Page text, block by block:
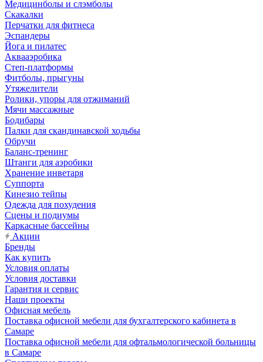
Медицинболы и слэмболы
Скакалки
Перчатки для фитнеса
Эспандеры
Йога и пилатес
Аквааэробика
Степ-платформы
Фитболы, прыгуны
Утяжелители
Ролики, упоры для отжиманий
Мячи массажные
Бодибары
Палки для скандинавской ходьбы
Обручи
Баланс-тренинг
Штанги для аэробики
Хранение инветаря
Суппорта
Кинезио тейпы
Одежда для похудения
Сцены и подиумы
Каркасные бассейны
Акции
Бренды
Как купить
Условия оплаты
Условия доставки
Гарантия и сервис
Наши проекты
Офисная мебель
Поставка офисной мебели для бухгалтерского кабинета в
Самаре
Поставка офисной мебели для офтальмологической больницы
в Самаре